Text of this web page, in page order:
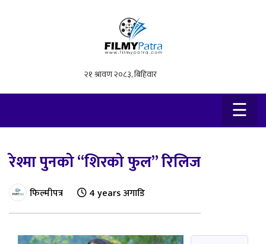
☰
रेश्मा पुनको “शिरको फुल” रिलिज
फिल्मीपत्र 4 years अगाडि